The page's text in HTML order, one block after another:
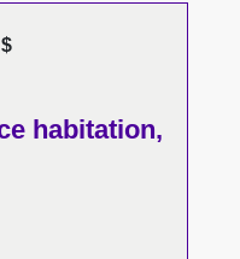
habitation,